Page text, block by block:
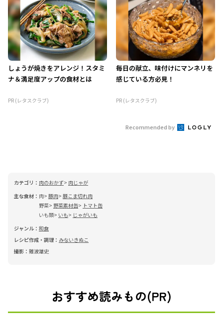
しょうが焼きをアレンジ！スタミ
ナ＆満足度アップの食材とは
PR (レタスクラブ)
毎日の献立、味付けにマンネリを
感じている方必見！
PR (レタスクラブ)
Recommended by
カテゴリ： 肉のおかず
肉じゃが
主な食材： 肉 豚肉 豚こま切れ肉
野菜
野菜素材缶
トマト缶
いも類
いも
じゃがいも
ジャンル： 和食
レシピ作成・調理： みないきぬこ
撮影： 難波雄史
おすすめ読みもの(PR)